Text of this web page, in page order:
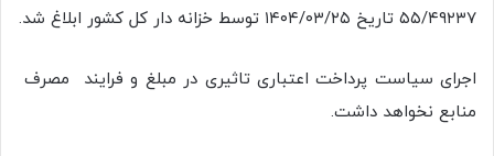
۵۵/۴۹۲۳۷ تاریخ ۱۴۰۴/۰۳/۲۵ توسط خزانه دار کل کشور ابلاغ شد.
اجرای سیاست پرداخت اعتباری تاثیری در مبلغ و فرایند مصرف
منابع نخواهد داشت.